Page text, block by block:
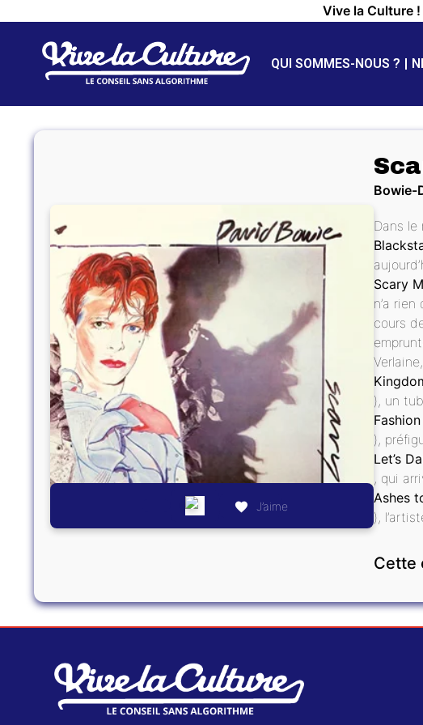
Vive la Culture
QUI SOMMES-NOUS ?
J’aime
Bowie-
Dans le
Scary
n’a
cours
), un
Fashion
),
Let’s
, qui
Ashes
),
Cette